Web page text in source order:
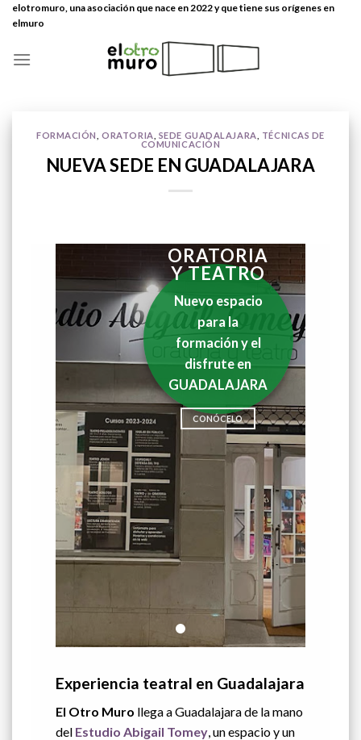
Skipelotromuro, una asociación que nace en 2022 y que tiene sus orígenes en
elmuro
FORMACIÓN ,ORATORIA SEDE GUADALAJARA
TÉCNICAS DE
COMUNICACIÓN
NUEVA SEDE EN GUADALAJARA
ORATORIA
Y TEATRO
Nuevo espacio
para la
formación y el
disfrute en
GUADALAJARA
CONÓCELO
Experiencia teatral en Guadalajara
El Otro Muro llega a Guadalajara de la mano
del Estudio Abigail Tomey , un espacio y un